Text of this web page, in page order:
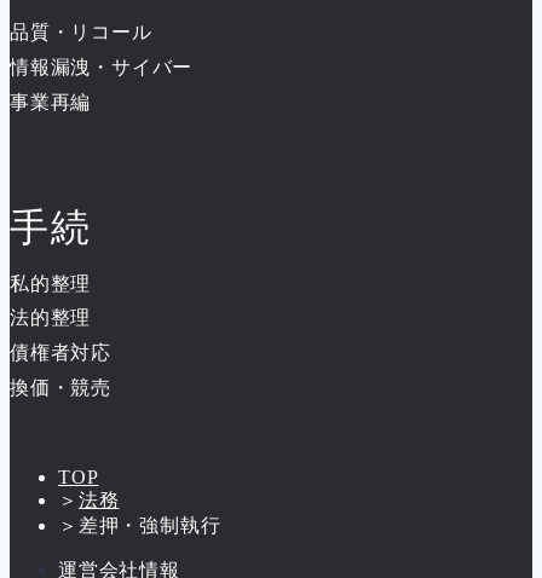
品質・リコール
情報漏洩・サイバー
事業再編
手続
私的整理
法的整理
債権者対応
換価・競売
TOP
＞ 法務
＞ 差押・強制執行
運営会社情報